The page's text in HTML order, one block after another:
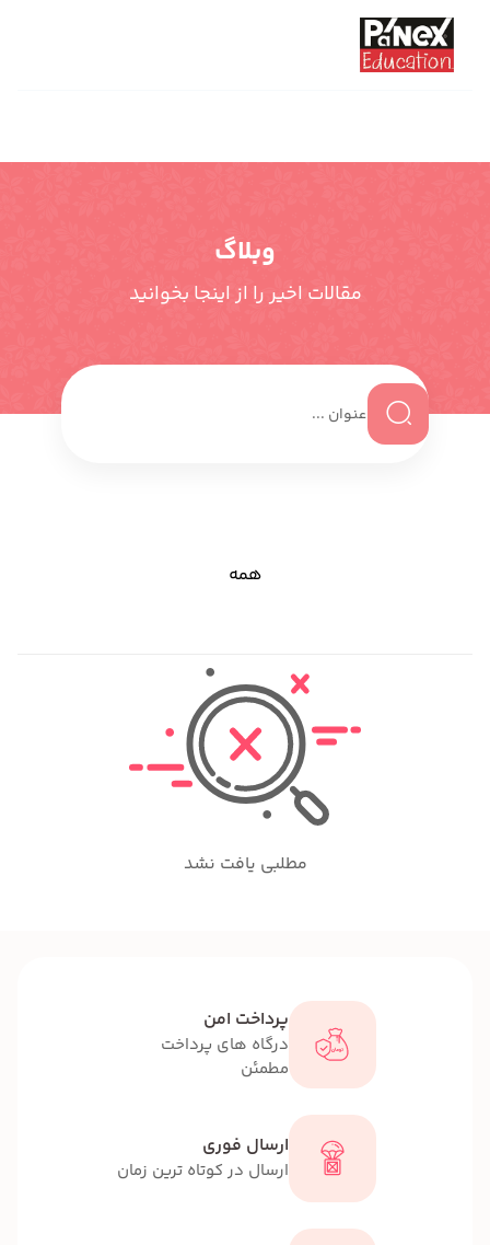
وبلاگ
مقالات اخیر را از اینجا بخوانید
همه
مطلبی یافت نشد
پرداخت امن
درگاه های پرداخت
مطمئن
ارسال فوری
ارسال در کوتاه ترین زمان